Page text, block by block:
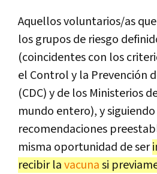
Aquellos voluntarios/as
los grupos de riesgo
(coincidentes con los
el Control y la Prevención
(CDC) y de los Ministerios
mundo entero), y
recomendaciones
misma oportunidad de ser
recibir lavacunasi